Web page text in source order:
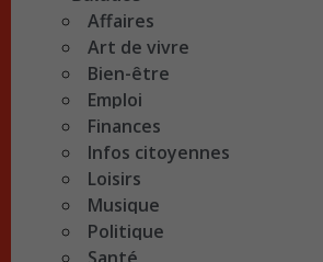
Affaires
Art de vivre
Bien-être
Emploi
Finances
Infos citoyennes
Loisirs
Musique
Politique